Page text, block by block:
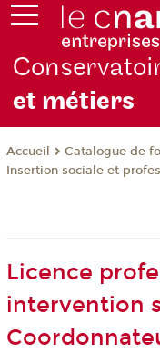
et métiers
Accueil
Catalogue de
Insertion sociale et
Licence
intervention